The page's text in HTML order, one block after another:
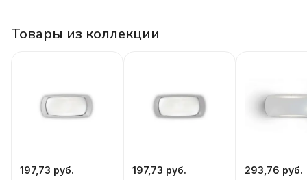
Товары из коллекции
197,73 руб. 197,73 руб. 293,76 руб.